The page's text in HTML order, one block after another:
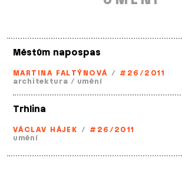
Městům napospas
MARTINA FALTÝNOVÁ / #26/2011
architektura / umění
Trhlina
VÁCLAV HÁJEK / #26/2011
umění